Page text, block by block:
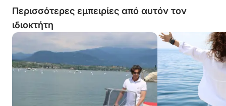
Περισσότερες εμπειρίες από αυτόν τον
ιδιοκτήτη